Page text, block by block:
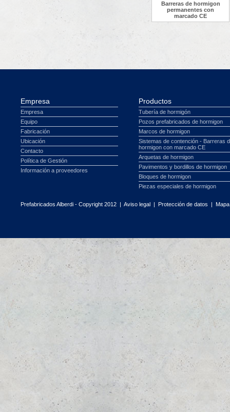
Barreras de hormigon
permanentes con
marcado CE
Empresa
Empresa
Equipo
Fabricación
Ubicación
Contacto
Política de Gestión
Información a proveedores
Productos
Tubería de hormigón
Pozos prefabricados de hormigon
Marcos de hormigon
Sistemas de contención - Barreras
hormigon con marcado CE
Arquetas de hormigon
Pavimentos y bordillos de hormigon
Bloques de hormigon
Piezas especiales de hormigon
Prefabricados Alberdi - Copyright 2012 | Aviso legal | Protección de datos |